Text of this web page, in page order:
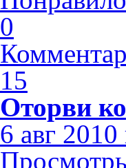
0
15
Оторви
6 авг 2010